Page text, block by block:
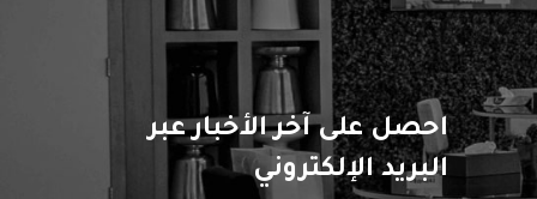
احصل على آخر الأخبار عبر
البريد الإلكتروني